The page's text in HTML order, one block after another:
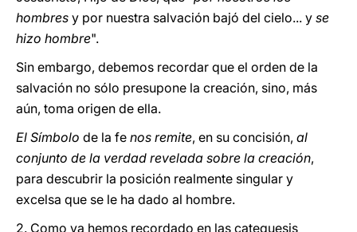
hombres y por nuestra salvación bajó del cielo... y se
hizo hombre".
Sin embargo, debemos recordar que el orden de la
salvación no sólo presupone la creación, sino, más
aún, toma origen de ella.
El Símbolo de la fe nos remite, en su concisión, al
conjunto de la verdad revelada sobre la creación,
para descubrir la posición realmente singular y
excelsa que se le ha dado al hombre.
2. Como ya hemos recordado en las catequesis